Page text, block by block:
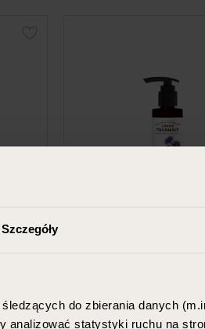
Szczegóły
do zbierania danych
analizować statystyki ruchu na
+ Face Cleansing Gel
+ Postbiotics